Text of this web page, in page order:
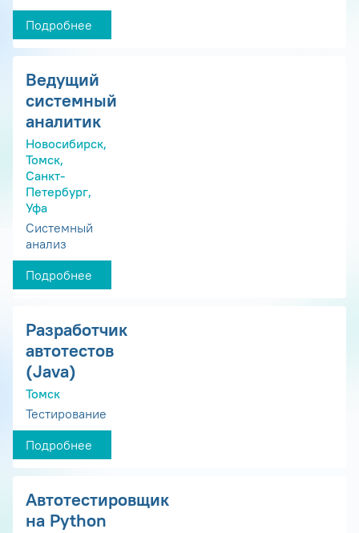
Подробнее
Ведущий
системный
аналитик
Новосибирск,
Томск,
Санкт-
Петербург,
Уфа
Системный
анализ
Подробнее
Разработчик
автотестов
(Java)
Томск
Тестирование
Подробнее
Автотестировщик
на Python